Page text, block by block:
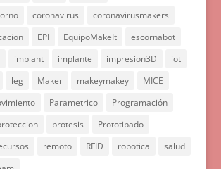
coronavirus
coronavirusmakers
EPI EquipoMakeIt
escornabot
implant implante impresion3D
iot
leg Maker makeymakey
MICE
Parametrico
Programación
protesis
Prototipado
remoto RFID robotica
salud